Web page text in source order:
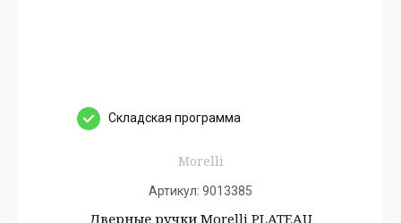
Cкладская программа
Morelli
Артикул: 9013385
Дверные ручки Morelli PLATEAU